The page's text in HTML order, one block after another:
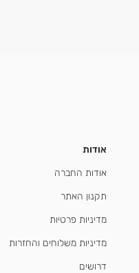
אודות
אודות החברה
תקנון האתר
מדיניות פרטיות
מדיניות משלוחים והחזרות
דרושים